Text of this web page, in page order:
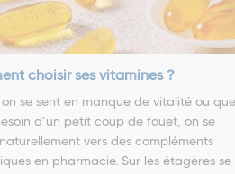
choisir ses vitamines ?
se sent en manque de vitalité ou que
d’un petit coup de fouet, on se
vers des compléments
en pharmacie. Sur les étagères se